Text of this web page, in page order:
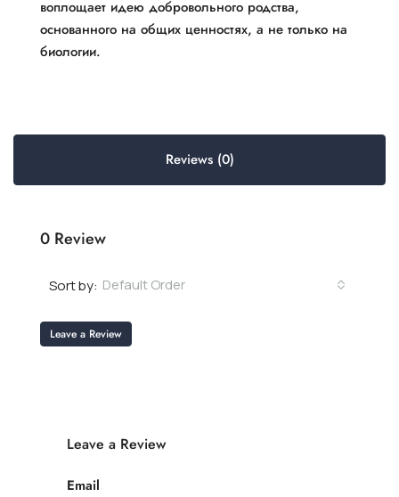
воплощает идею добровольного родства,
основанного на общих ценностях, а не только на
биологии.
Reviews (0)
0 Review
Sort by: Default Order
Leave a Review
Leave a Review
Email